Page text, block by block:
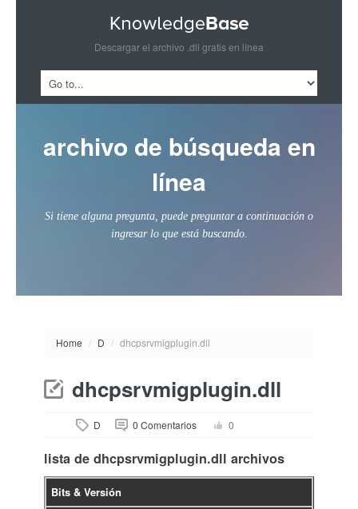
Descargar el archivo .dll gratis en línea
archivo de búsqueda en
línea
Si tiene alguna pregunta, puede preguntar a continuación o
ingresar lo que está buscando.
Home / D / dhcpsrvmigplugin.dll
dhcpsrvmigplugin.dll
D 0 Comentarios 0
lista de dhcpsrvmigplugin.dll archivos
Bits & Versión